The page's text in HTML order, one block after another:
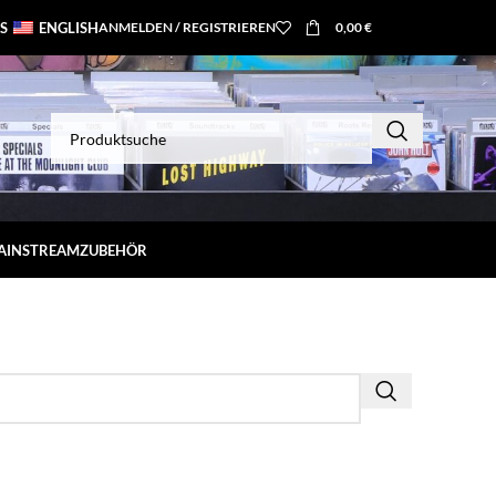
ENGLISHANMELDEN / REGISTRIEREN 0,00€
ZUBEHÖR